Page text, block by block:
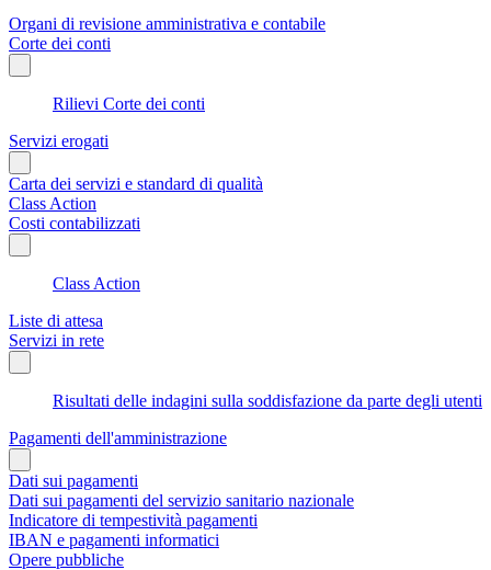
Organi di revisione amministrativa e contabile
Corte dei conti
Rilievi Corte dei conti
Servizi erogati
Carta dei servizi e standard di qualità
Class Action
Costi contabilizzati
Class Action
Liste di attesa
Servizi in rete
Risultati delle indagini sulla soddisfazione da parte degli utenti
Pagamenti dell'amministrazione
Dati sui pagamenti
Dati sui pagamenti del servizio sanitario nazionale
Indicatore di tempestività pagamenti
IBAN e pagamenti informatici
Opere pubbliche